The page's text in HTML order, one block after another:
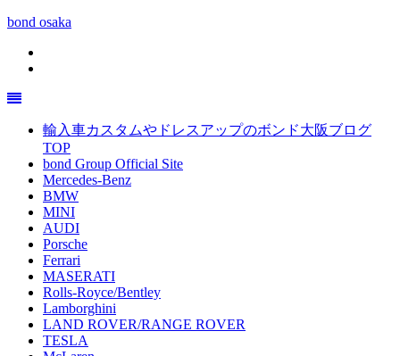
bond osaka
輸入車カスタムやドレスアップのボンド大阪ブログ
TOP
bond Group Official Site
Mercedes-Benz
BMW
MINI
AUDI
Porsche
Ferrari
MASERATI
Rolls-Royce/Bentley
Lamborghini
LAND ROVER/RANGE ROVER
TESLA